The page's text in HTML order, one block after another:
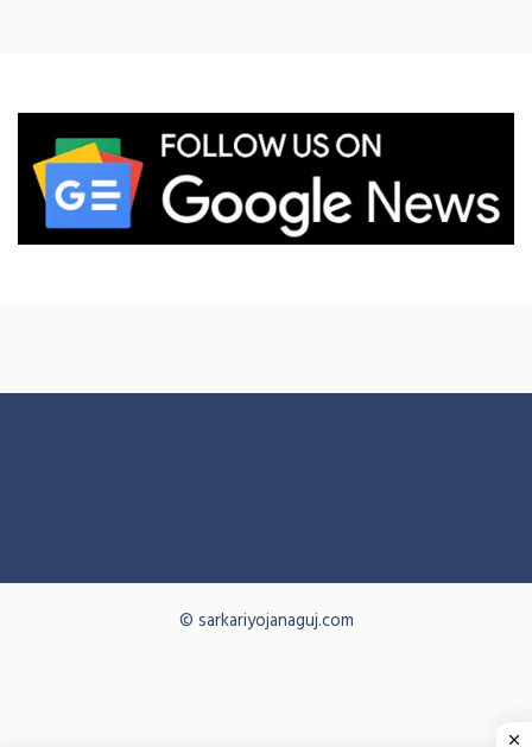
© sarkariyojanaguj.com